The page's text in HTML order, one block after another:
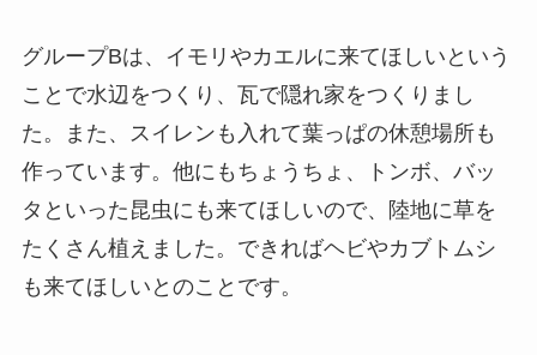
グループBは、イモリやカエルに来てほしいという
ことで水辺をつくり、瓦で隠れ家をつくりまし
た。また、スイレンも入れて葉っぱの休憩場所も
作っています。他にもちょうちょ、トンボ、バッ
タといった昆虫にも来てほしいので、陸地に草を
たくさん植えました。できればヘビやカブトムシ
も来てほしいとのことです。